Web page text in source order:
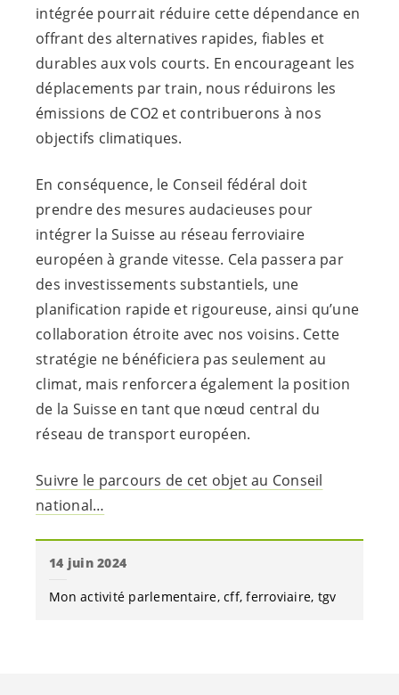
intégrée pourrait réduire cette dépendance en
offrant des alternatives rapides, fiables et
durables aux vols courts. En encourageant les
déplacements par train, nous réduirons les
émissions de CO2 et contribuerons à nos
objectifs climatiques.
En conséquence, le Conseil fédéral doit
prendre des mesures audacieuses pour
intégrer la Suisse au réseau ferroviaire
européen à grande vitesse. Cela passera par
des investissements substantiels, une
planification rapide et rigoureuse, ainsi qu’une
collaboration étroite avec nos voisins. Cette
stratégie ne bénéficiera pas seulement au
climat, mais renforcera également la position
de la Suisse en tant que nœud central du
réseau de transport européen.
Suivre le parcours de cet objet au Conseil
national…
14 juin 2024
Mon activité parlementaire cff ferroviaire tgv